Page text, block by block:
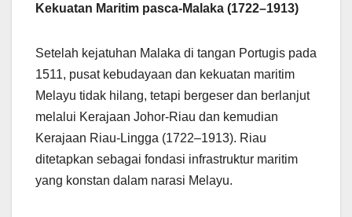
Kekuatan Maritim pasca-Malaka (1722–1913)
Setelah kejatuhan Malaka di tangan Portugis pada
1511, pusat kebudayaan dan kekuatan maritim
Melayu tidak hilang, tetapi bergeser dan berlanjut
melalui Kerajaan Johor-Riau dan kemudian
Kerajaan Riau-Lingga (1722–1913). Riau
ditetapkan sebagai fondasi infrastruktur maritim
yang konstan dalam narasi Melayu.